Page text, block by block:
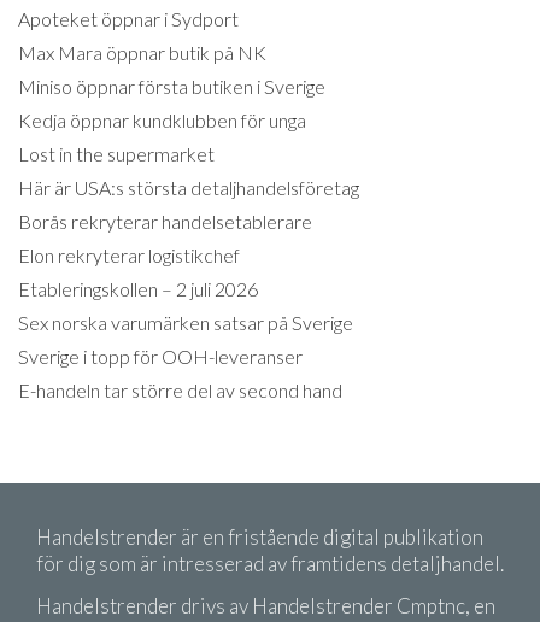
Apoteket öppnar i Sydport
Max Mara öppnar butik på NK
Miniso öppnar första butiken i Sverige
Kedja öppnar kundklubben för unga
Lost in the supermarket
Här är USA:s största detaljhandelsföretag
Borås rekryterar handelsetablerare
Elon rekryterar logistikchef
Etableringskollen – 2 juli 2026
Sex norska varumärken satsar på Sverige
Sverige i topp för OOH-leveranser
E-handeln tar större del av second hand
Handelstrender är en fristående digital publikation
för dig som är intresserad av framtidens detaljhandel.
Handelstrender drivs av Handelstrender Cmptnc, en